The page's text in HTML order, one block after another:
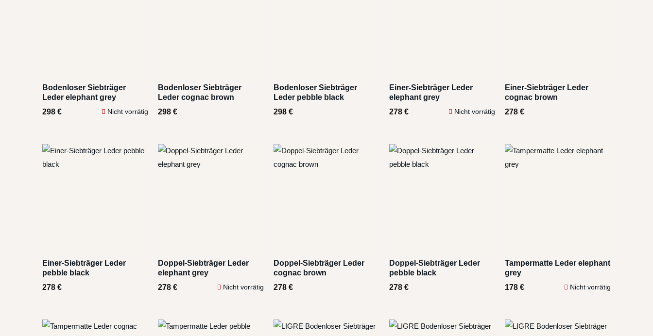
Bodenloser Siebträger
Leder elephant grey
298 € Nicht vorrätig
Bodenloser Siebträger
Leder cognac brown
298 €
Bodenloser Siebträger
Leder pebble black
298 €
Einer-Siebträger Leder
elephant grey
278 € Nicht vorrätig
Einer-Siebträger Leder
cognac brown
278 €
Einer-Siebträger Leder
pebble black
278 €
Doppel-Siebträger Leder
elephant grey
278 € Nicht vorrätig
Doppel-Siebträger Leder
cognac brown
278 €
Doppel-Siebträger Leder
pebble black
278 €
Tampermatte Leder elephant
grey
178 € Nicht vorrätig